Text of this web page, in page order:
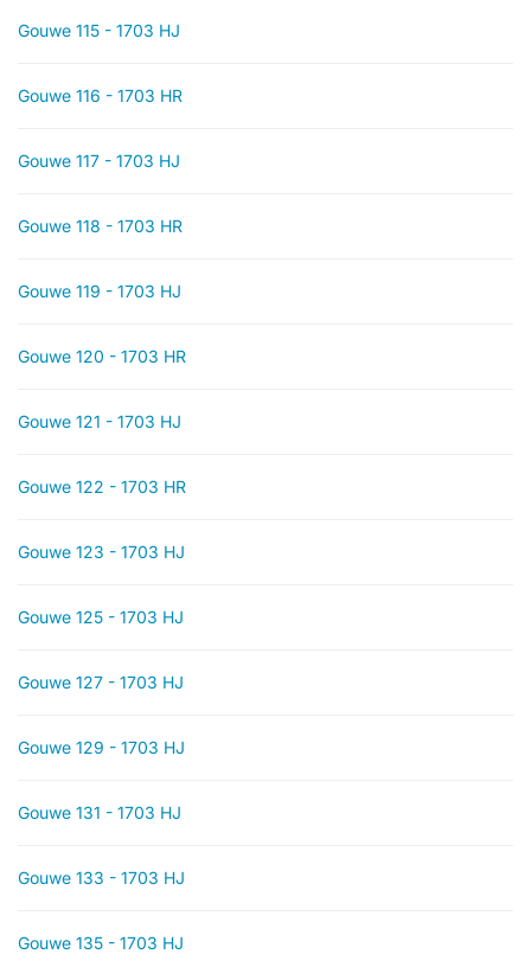
Gouwe 115 - 1703 HJ
Gouwe 116 - 1703 HR
Gouwe 117 - 1703 HJ
Gouwe 118 - 1703 HR
Gouwe 119 - 1703 HJ
Gouwe 120 - 1703 HR
Gouwe 121 - 1703 HJ
Gouwe 122 - 1703 HR
Gouwe 123 - 1703 HJ
Gouwe 125 - 1703 HJ
Gouwe 127 - 1703 HJ
Gouwe 129 - 1703 HJ
Gouwe 131 - 1703 HJ
Gouwe 133 - 1703 HJ
Gouwe 135 - 1703 HJ